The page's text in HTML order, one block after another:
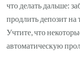
что делать дальше:
продлить депозит
Учтите, что
автоматическую